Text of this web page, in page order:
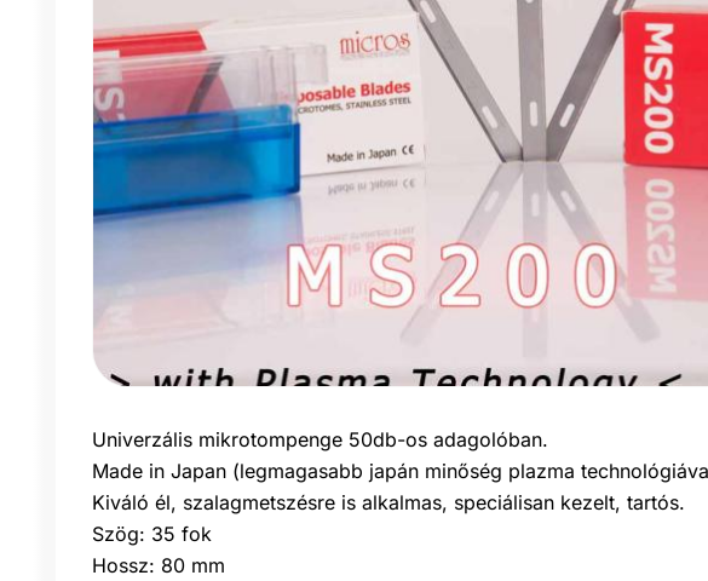
Univerzális mikrotompenge 50db-os adagolóban.
Made in Japan (legmagasabb japán minőség plazma
Kiváló él, szalagmetszésre is alkalmas, speciálisan kezelt, tartós.
Szög: 35 fok
Hossz: 80 mm